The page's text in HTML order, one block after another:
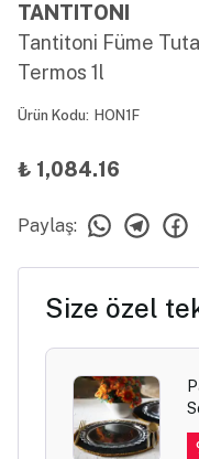
TANTITONI
Tantitoni Füme
Termos 1l
Ürün Kodu: HON1F
₺ 1,084.16
Paylaş:
Size özel